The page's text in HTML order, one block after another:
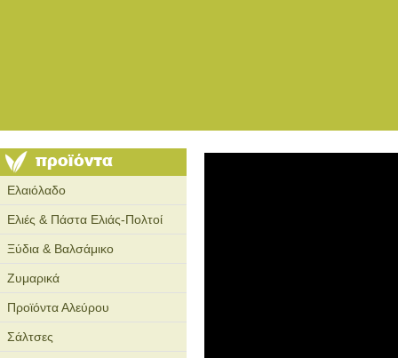
Ελαιόλαδο
Ελιές & Πάστα Ελιάς-Πολτοί
Ξύδια & Βαλσάμικο
Ζυμαρικά
Προϊόντα Αλεύρου
Σάλτσες